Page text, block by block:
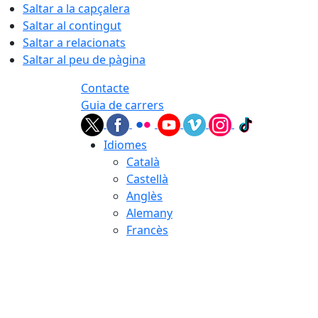
Saltar a la capçalera
Saltar al contingut
Saltar a relacionats
Saltar al peu de pàgina
Contacte
Guia de carrers
Idiomes
Català
Castellà
Anglès
Alemany
Francès